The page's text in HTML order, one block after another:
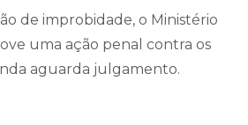
de improbidade, o Ministério
uma ação penal contra os
aguarda julgamento.